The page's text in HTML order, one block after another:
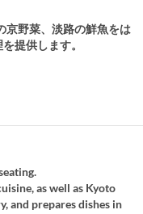
京野菜、淡路の鮮魚をは
提供します。
as well as Kyoto
and prepares dishes in